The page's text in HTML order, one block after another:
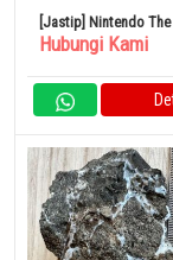
[Jastip] Nintendo
Zelda Breath + Ekstrak
Hubungi Kami